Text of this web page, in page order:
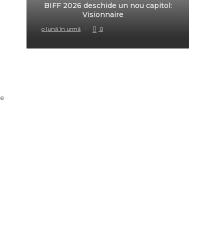
BIFF 2026 deschide un nou capitol:
Visionnaire
o lună în urmă 0